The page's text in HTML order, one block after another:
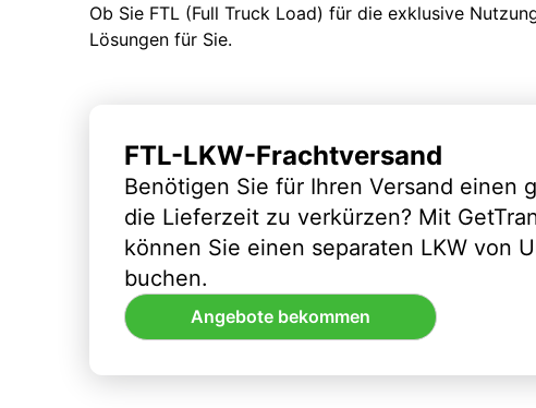
Ob Sie FTL (Full Truck Load) für die exklusive
Lösungen für Sie.
FTL-LKW-Frachtversand
Benötigen Sie für Ihren Versand einen
die Lieferzeit zu verkürzen? Mit
können Sie einen separaten LKW von
buchen.
Angebote bekommen